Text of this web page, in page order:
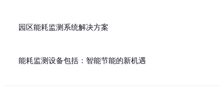
园区能耗监测系统解决方案
能耗监测设备包括：智能节能的新机遇